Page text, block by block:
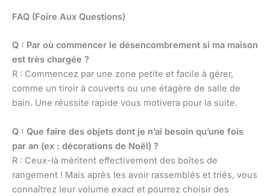
FAQ (Foire Aux Questions)
Q : Par où commencer le désencombrement si ma maison
est très chargée ?
R : Commencez par une zone petite et facile à gérer,
comme un tiroir à couverts ou une étagère de salle de
bain. Une réussite rapide vous motivera pour la suite.
Q : Que faire des objets dont je n’ai besoin qu’une fois
par an (ex : décorations de Noël) ?
R : Ceux-là méritent effectivement des boîtes de
rangement ! Mais après les avoir rassemblés et triés, vous
connaîtrez leur volume exact et pourrez choisir des